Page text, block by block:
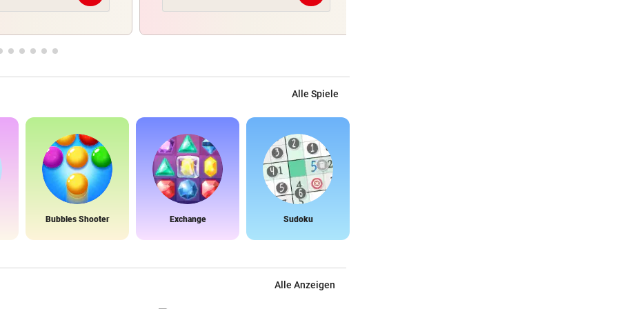
Alle Spiele
Bubbles Shooter Exchange Sudoku
Alle Anzeigen